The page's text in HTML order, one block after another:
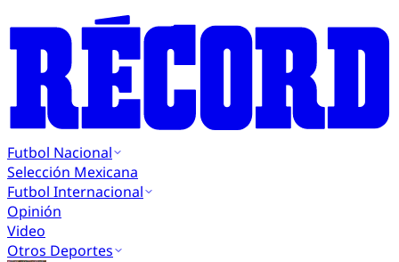
Futbol Nacional
Selección Mexicana
Futbol Internacional
Opinión
Video
Otros Deportes